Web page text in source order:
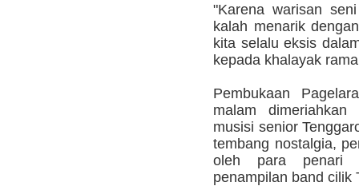
"Karena warisan
kalah menarik
kita selalu eksis
kepada khalayak
Pembukaan
malam
musisi senior
tembang nostalgia,
oleh para penari
penampilan band cilik